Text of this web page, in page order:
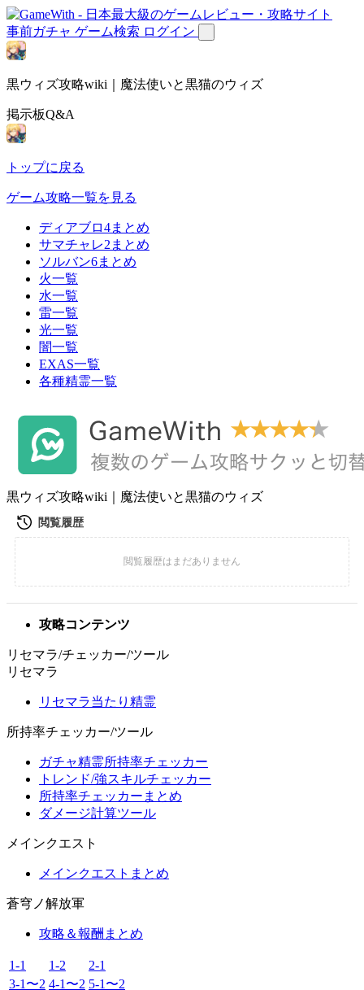
事前ガチャ ゲーム検索 ログイン
黒ウィズ攻略wiki｜魔法使いと黒猫のウィズ
掲示板Q&A
トップに戻る
ゲーム攻略一覧を見る
ディアブロ4まとめ
サマチャレ2まとめ
ソルバン6まとめ
火一覧
水一覧
雷一覧
光一覧
闇一覧
EXAS一覧
各種精霊一覧
黒ウィズ攻略wiki｜魔法使いと黒猫のウィズ
攻略コンテンツ
リセマラ/チェッカー/ツール
リセマラ
リセマラ当たり精霊
所持率チェッカー/ツール
ガチャ精霊所持率チェッカー
トレンド/強スキルチェッカー
所持率チェッカーまとめ
ダメージ計算ツール
メインクエスト
メインクエストまとめ
蒼穹ノ解放軍
攻略＆報酬まとめ
1-1 1-2
2-1
3-1〜2 4-1〜2 5-1〜2